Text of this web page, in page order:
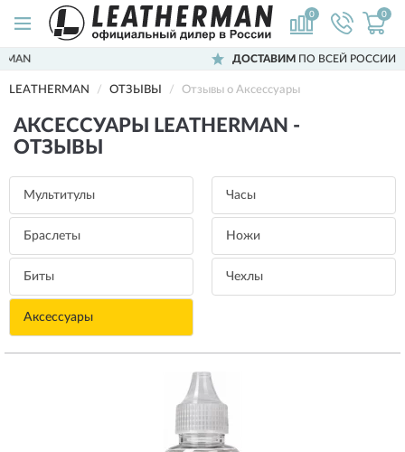
0 0
ПО ВСЕЙ РОССИИ
LEATHERMAN ОТЗЫВЫ Отзывы о Аксессуары
АКСЕССУАРЫ LEATHERMAN -
ОТЗЫВЫ
Мультитулы Часы
Браслеты Ножи
Биты Чехлы
Аксессуары